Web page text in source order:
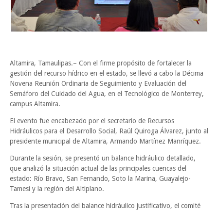
Altamira, Tamaulipas.– Con el firme propósito de fortalecer la
gestión del recurso hídrico en el estado, se llevó a cabo la Décima
Novena Reunión Ordinaria de Seguimiento y Evaluación del
Semáforo del Cuidado del Agua, en el Tecnológico de Monterrey,
campus Altamira.
El evento fue encabezado por el secretario de Recursos
Hidráulicos para el Desarrollo Social, Raúl Quiroga Álvarez, junto al
presidente municipal de Altamira, Armando Martínez Manríquez.
Durante la sesión, se presentó un balance hidráulico detallado,
que analizó la situación actual de las principales cuencas del
estado: Río Bravo, San Fernando, Soto la Marina, Guayalejo-
Tamesí y la región del Altiplano.
Tras la presentación del balance hidráulico justificativo, el comité